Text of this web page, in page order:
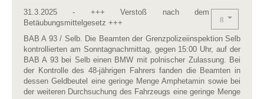
31.3.2025 - +++ Verstoß nach dem
Betäubungsmittelgesetz +++
BAB A 93 / Selb. Die Beamten der Grenzpolizeiinspektion Selb
kontrollierten am Sonntagnachmittag, gegen 15:00 Uhr, auf der
BAB A 93 bei Selb einen BMW mit polnischer Zulassung. Bei
der Kontrolle des 48-jährigen Fahrers fanden die Beamten in
dessen Geldbeutel eine geringe Menge Amphetamin sowie bei
der weiteren Durchsuchung des Fahrzeugs eine geringe Menge